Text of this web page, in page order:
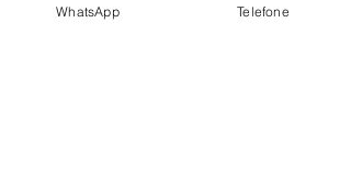
WhatsApp Telefone